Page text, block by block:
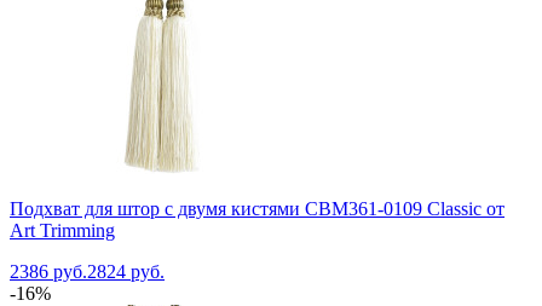
Подхват для штор с двумя кистями CBM361-0109 Classic от
Art Trimming
2386 руб.2824 руб.
-16%